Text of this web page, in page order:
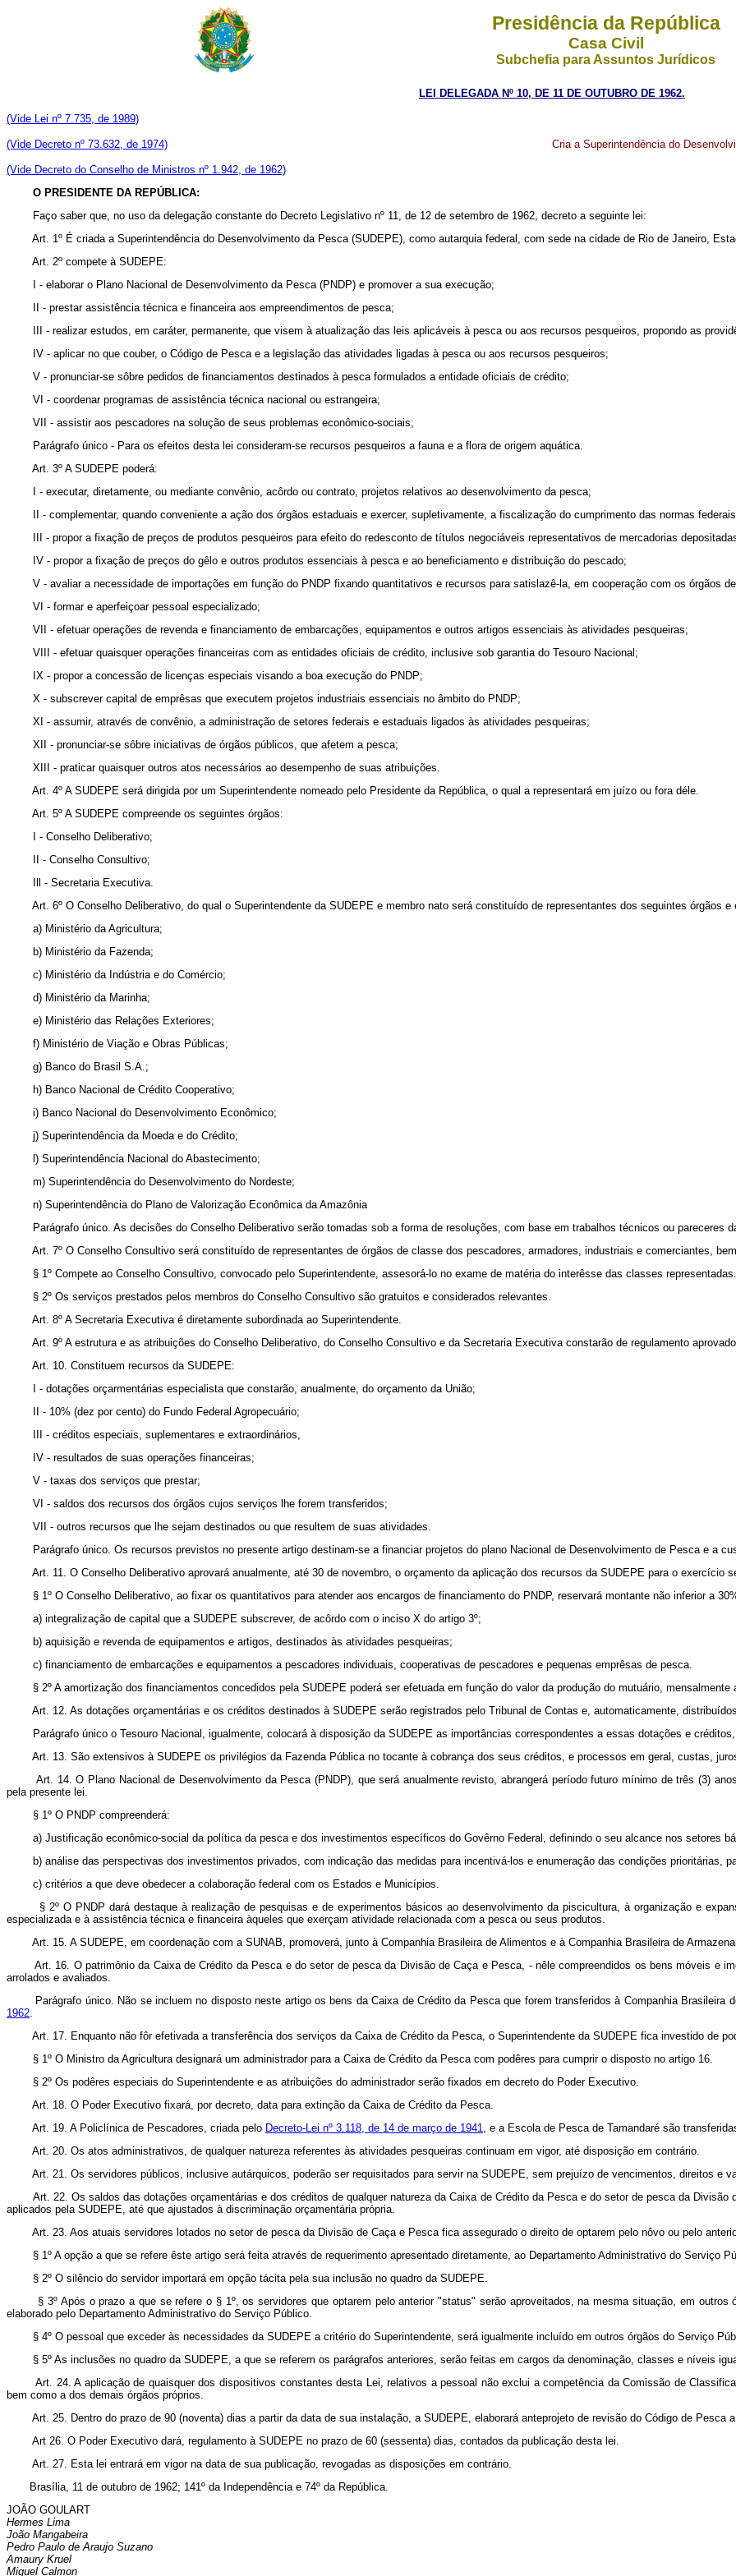
Presidência da República
Casa Civil
Subchefia para Assuntos Jurídicos
LEI DELEGADA Nº 10, DE 11 DE OUTUBRO DE 1962.
(Vide Lei nº 7.735, de 1989)
(Vide Decreto nº 73.632, de 1974)
(Vide Decreto do Conselho de Ministros nº 1.942, de 1962)
Cria a Superintendência do
O PRESIDENTE DA REPÚBLICA:
Faço saber que, no uso da delegação constante do Decreto Legislativo nº 11, de 12 de setembro de 1962, decreto a seguinte lei:
Art. 1º É criada a Superintendência do Desenvolvimento da Pesca (SUDEPE), como autarquia federal, com sede na cidade de Rio de Janeiro,
Art. 2º compete à SUDEPE:
I - elaborar o Plano Nacional de Desenvolvimento da Pesca (PNDP) e promover a sua execução;
II - prestar assistência técnica e financeira aos empreendimentos de pesca;
III - realizar estudos, em caráter, permanente, que visem à atualização das leis aplicáveis à pesca ou aos recursos pesqueiros, propondo as
IV - aplicar no que couber, o Código de Pesca e a legislação das atividades ligadas à pesca ou aos recursos pesqueiros;
V - pronunciar-se sôbre pedidos de financiamentos destinados à pesca formulados a entidade oficiais de crédito;
VI - coordenar programas de assistência técnica nacional ou estrangeira;
VII - assistir aos pescadores na solução de seus problemas econômico-sociais;
Parágrafo único - Para os efeitos desta lei consideram-se recursos pesqueiros a fauna e a flora de origem aquática.
Art. 3º A SUDEPE poderá:
I - executar, diretamente, ou mediante convênio, acôrdo ou contrato, projetos relativos ao desenvolvimento da pesca;
II - complementar, quando conveniente a ação dos órgãos estaduais e exercer, supletivamente, a fiscalização do cumprimento das normas
III - propor a fixação de preços de produtos pesqueiros para efeito do redesconto de títulos negociáveis representativos de mercadorias
IV - propor a fixação de preços do gêlo e outros produtos essenciais à pesca e ao beneficiamento e distribuição do pescado;
V - avaliar a necessidade de importações em função do PNDP fixando quantitativos e recursos para satislazê-la, em cooperação com os órgãos
VI - formar e aperfeiçoar pessoal especializado;
VII - efetuar operações de revenda e financiamento de embarcações, equipamentos e outros artigos essenciais às atividades pesqueiras;
VIII - efetuar quaisquer operações financeiras com as entidades oficiais de crédito, inclusive sob garantia do Tesouro Nacional;
IX - propor a concessão de licenças especiais visando a boa execução do PNDP;
X - subscrever capital de emprêsas que executem projetos industriais essenciais no âmbito do PNDP;
XI - assumir, através de convênio, a administração de setores federais e estaduais ligados às atividades pesqueiras;
XII - pronunciar-se sôbre iniciativas de órgãos públicos, que afetem a pesca;
XIII - praticar quaisquer outros atos necessários ao desempenho de suas atribuições.
Art. 4º A SUDEPE será dirigida por um Superintendente nomeado pelo Presidente da República, o qual a representará em juízo ou fora déle.
Art. 5º A SUDEPE compreende os seguintes órgãos:
I - Conselho Deliberativo;
II - Conselho Consultivo;
Ill - Secretaria Executiva.
Art. 6º O Conselho Deliberativo, do qual o Superintendente da SUDEPE e membro nato será constituído de representantes dos seguintes órgãos e
a) Ministério da Agricultura;
b) Ministério da Fazenda;
c) Ministério da Indústria e do Comércio;
d) Ministério da Marinha;
e) Ministério das Relações Exteriores;
f) Ministério de Viação e Obras Públicas;
g) Banco do Brasil S.A.;
h) Banco Nacional de Crédito Cooperativo;
i) Banco Nacional do Desenvolvimento Econômico;
j) Superintendência da Moeda e do Crédito;
l) Superintendência Nacional do Abastecimento;
m) Superintendência do Desenvolvimento do Nordeste;
n) Superintendência do Plano de Valorização Econômica da Amazônia
Parágrafo único. As decisões do Conselho Deliberativo serão tomadas sob a forma de resoluções, com base em trabalhos técnicos ou pareceres
Art. 7º O Conselho Consultivo será constituído de representantes de órgãos de classe dos pescadores, armadores, industriais e comerciantes,
§ 1º Compete ao Conselho Consultivo, convocado pelo Superintendente, assesorá-lo no exame de matéria do interêsse das classes representadas.
§ 2º Os serviços prestados pelos membros do Conselho Consultivo são gratuitos e considerados relevantes.
Art. 8º A Secretaria Executiva é diretamente subordinada ao Superintendente.
Art. 9º A estrutura e as atribuições do Conselho Deliberativo, do Conselho Consultivo e da Secretaria Executiva constarão de regulamento
Art. 10. Constituem recursos da SUDEPE:
I - dotações orçarmentárias especialista que constarão, anualmente, do orçamento da União;
II - 10% (dez por cento) do Fundo Federal Agropecuário;
III - créditos especiais, suplementares e extraordinários,
IV - resultados de suas operações financeiras;
V - taxas dos serviços que prestar;
VI - saldos dos recursos dos órgãos cujos serviços lhe forem transferidos;
VII - outros recursos que lhe sejam destinados ou que resultem de suas atividades.
Parágrafo único. Os recursos previstos no presente artigo destinam-se a financiar projetos do plano Nacional de Desenvolvimento de Pesca e a
Art. 11. O Conselho Deliberativo aprovará anualmente, até 30 de novembro, o orçamento da aplicação dos recursos da SUDEPE para o exercício
§ 1º O Conselho Deliberativo, ao fixar os quantitativos para atender aos encargos de financiamento do PNDP, reservará montante não inferior a
a) integralização de capital que a SUDEPE subscrever, de acôrdo com o inciso X do artigo 3º;
b) aquisição e revenda de equipamentos e artigos, destinados às atividades pesqueiras;
c) financiamento de embarcações e equipamentos a pescadores individuais, cooperativas de pescadores e pequenas emprêsas de pesca.
§ 2º A amortização dos financiamentos concedidos pela SUDEPE poderá ser efetuada em função do valor da produção do mutuário, mensalmente
Art. 12. As dotações orçamentárias e os créditos destinados à SUDEPE serão registrados pelo Tribunal de Contas e, automaticamente,
Parágrafo único o Tesouro Nacional, igualmente, colocará à disposição da SUDEPE as importâncias correspondentes a essas dotações e
Art. 13. São extensivos à SUDEPE os privilégios da Fazenda Pública no tocante à cobrança dos seus créditos, e processos em geral, custas,
Art. 14. O Plano Nacional de Desenvolvimento da Pesca (PNDP), que será anualmente revisto, abrangerá período futuro mínimo de três (3)
pela presente lei.
§ 1º O PNDP compreenderá:
a) Justificação econômico-social da política da pesca e dos investimentos específicos do Govêrno Federal, definindo o seu alcance nos setores
b) análise das perspectivas dos investimentos privados, com indicação das medidas para incentivá-los e enumeração das condições prioritárias,
c) critérios a que deve obedecer a colaboração federal com os Estados e Municípios.
§ 2º O PNDP dará destaque à realização de pesquisas e de experimentos básicos ao desenvolvimento da piscicultura, à organização e
especializada e à assistência técnica e financeira àqueles que exerçam atividade relacionada com a pesca ou seus produtos.
Art. 15. A SUDEPE, em coordenação com a SUNAB, promoverá, junto à Companhia Brasileira de Alimentos e à Companhia Brasileira de
Art. 16. O patrimônio da Caixa de Crédito da Pesca e do setor de pesca da Divisão de Caça e Pesca, - nêle compreendidos os bens móveis e
arrolados e avaliados.
Parágrafo único. Não se incluem no disposto neste artigo os bens da Caixa de Crédito da Pesca que forem transferidos à Companhia Brasileira
1962.
Art. 17. Enquanto não fôr efetivada a transferência dos serviços da Caixa de Crédito da Pesca, o Superintendente da SUDEPE fica investido de
§ 1º O Ministro da Agricultura designará um administrador para a Caixa de Crédito da Pesca com podêres para cumprir o disposto no artigo 16.
§ 2º Os podêres especiais do Superintendente e as atribuições do administrador serão fixados em decreto do Poder Executivo.
Art. 18. O Poder Executivo fixará, por decreto, data para extinção da Caixa de Crédito da Pesca.
Art. 19. A Policlínica de Pescadores, criada pelo Decreto-Lei nº 3.118, de 14 de março de 1941, e a Escola de Pesca de Tamandaré são
Art. 20. Os atos administrativos, de qualquer natureza referentes às atividades pesqueiras continuam em vigor, até disposição em contrário.
Art. 21. Os servidores públicos, inclusive autárquicos, poderão ser requisitados para servir na SUDEPE, sem prejuízo de vencimentos, direitos e
Art. 22. Os saldos das dotações orçamentárias e dos créditos de qualquer natureza da Caixa de Crédito da Pesca e do setor de pesca da
aplicados pela SUDEPE, até que ajustados à discriminação orçamentária própria.
Art. 23. Aos atuais servidores lotados no setor de pesca da Divisão de Caça e Pesca fica assegurado o direito de optarem pelo nôvo ou pelo
§ 1º A opção a que se refere êste artigo será feita através de requerimento apresentado diretamente, ao Departamento Administrativo do Serviço
§ 2º O silêncio do servidor importará em opção tácita pela sua inclusão no quadro da SUDEPE.
§ 3º Após o prazo a que se refere o § 1º, os servidores que optarem pelo anterior "status" serão aproveitados, na mesma situação, em
elaborado pelo Departamento Administrativo do Serviço Público.
§ 4º O pessoal que exceder às necessidades da SUDEPE a critério do Superintendente, será igualmente incluído em outros órgãos do Serviço
§ 5º As inclusões no quadro da SUDEPE, a que se referem os parágrafos anteriores, serão feitas em cargos da denominação, classes e níveis
Art. 24. A aplicação de quaisquer dos dispositivos constantes desta Lei, relativos a pessoal não exclui a competência da Comissão de
bem como a dos demais órgãos próprios.
Art. 25. Dentro do prazo de 90 (noventa) dias a partir da data de sua instalação, a SUDEPE, elaborará anteprojeto de revisão do Código de
Art 26. O Poder Executivo dará, regulamento à SUDEPE no prazo de 60 (sessenta) dias, contados da publicação desta lei.
Art. 27. Esta lei entrará em vigor na data de sua publicação, revogadas as disposições em contrário.
Brasília, 11 de outubro de 1962; 141º da Independência e 74º da República.
JOÃO GOULART
Hermes Lima
João Mangabeira
Pedro Paulo de Araujo Suzano
Amaury Kruel
Miguel Calmon